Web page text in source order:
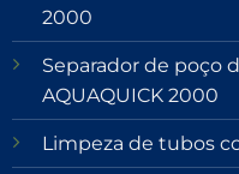
2000
Separador de poço
AQUAQUICK 2000
Limpeza de tubos